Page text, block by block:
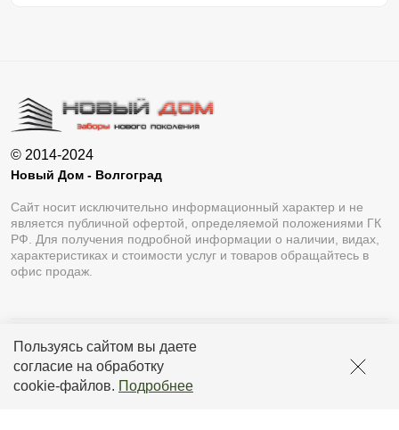
Пользуясь сайтом вы даете
согласие на обработку
cookie-файлов. Подробнее
© 2014-2024
Новый Дом - Волгоград
Сайт носит исключительно информационный характер и не
является публичной офертой, определяемой положениями ГК
РФ. Для получения подробной информации о наличии, видах,
характеристиках и стоимости услуг и товаров обращайтесь в
офис продаж.
Разработка сайтаLukevium
Политика конфиденциальности